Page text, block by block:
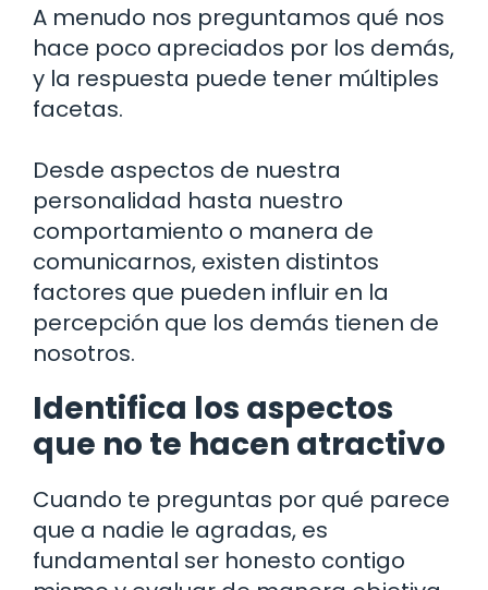
A menudo nos preguntamos qué nos
hace poco apreciados por los demás,
y la respuesta puede tener múltiples
facetas.
Desde aspectos de nuestra
personalidad hasta nuestro
comportamiento o manera de
comunicarnos, existen distintos
factores que pueden influir en la
percepción que los demás tienen de
nosotros.
Identifica los aspectos
que no te hacen atractivo
Cuando te preguntas por qué parece
que a nadie le agradas, es
fundamental ser honesto contigo